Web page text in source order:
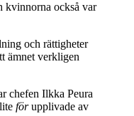
kvinnorna också var
och rättigheter
ämnet verkligen
chefen Ilkka Peura
förupplivade av